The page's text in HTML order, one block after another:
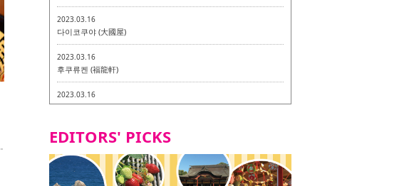
2023.03.16
다이코쿠야 (大國屋)
2023.03.16
후쿠류켄 (福龍軒)
2023.03.16
후쿠오카 라멘 월드 - Presented by 누들 라이터 야마다 유이치로
2023.03.07
비건・베지테리언 메뉴 시식 투어 in 후쿠오카시
2023.03.07
EDITORS' PICKS